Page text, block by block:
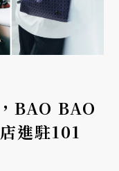
BAO BAO
進駐101